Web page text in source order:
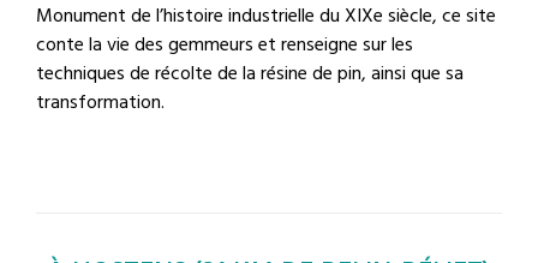
Monument de l’histoire industrielle du XIXe siècle, ce site
conte la vie des gemmeurs et renseigne sur les
techniques de récolte de la résine de pin, ainsi que sa
transformation.